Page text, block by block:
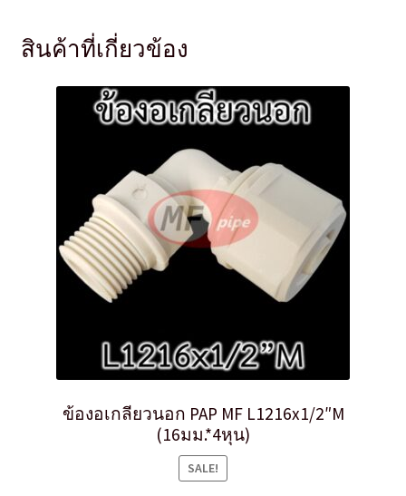
สินค้าที่เกี่ยวข้อง
ข้องอเกลียวนอก PAP MF L1216x1/2″M
(16มม.*4หุน)
SALE!